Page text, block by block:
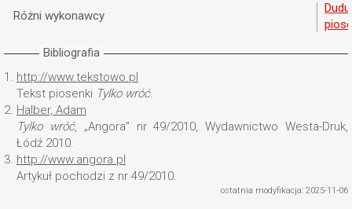
Różni wykonawcy
Bibliografia
1. http://www.tekstowo.pl
Tekst piosenki Tylko wróć.
2. Halber, Adam
Tylko wróć, „Angora” nr 49/2010, Wydawnictwo Westa-Druk,
Łódź 2010.
3. http://www.angora.pl
Artykuł pochodzi z nr 49/2010.
ostatnia modyfikacja: 2025-11-06